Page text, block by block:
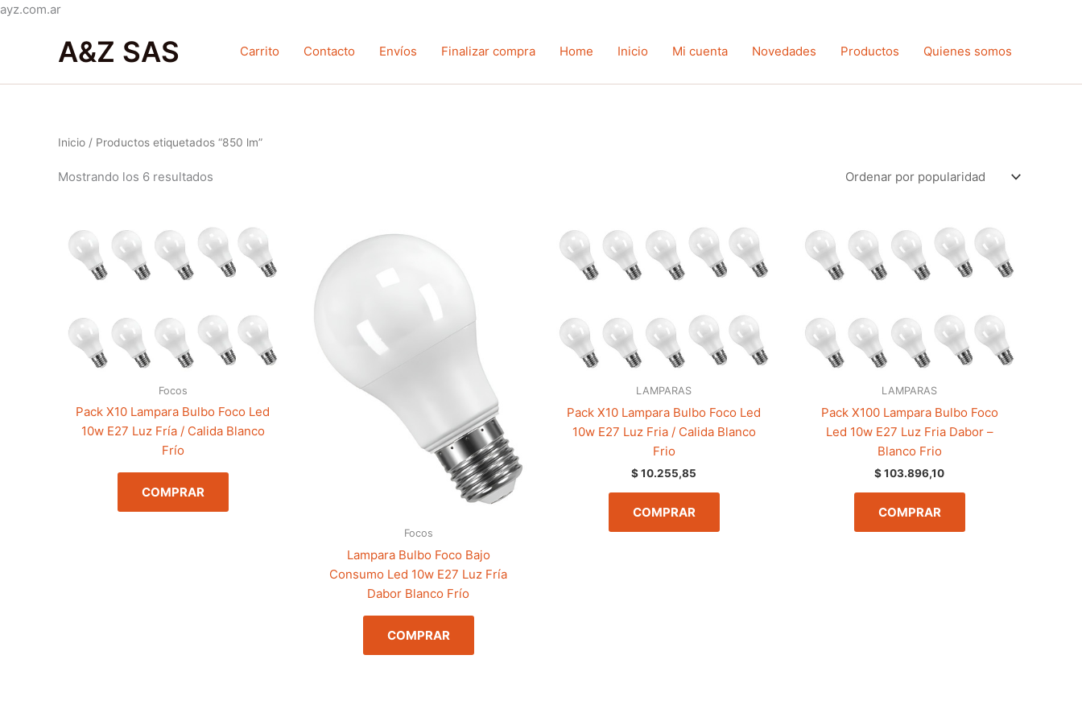
ayz.com.arIr
contenido
A&Z SAS Carrito Contacto Envíos Finalizar compra Home Inicio Mi cuenta Novedades Productos Quienes somos
Inicio / Productos etiquetados “850 lm”
Mostrando los 6 resultados
popularidad
Focos
Pack X10 Lampara Bulbo Foco Led
10w E27 Luz Fría / Calida Blanco
Frío
COMPRAR
Focos
Lampara Bulbo Foco Bajo
Consumo Led 10w E27 Luz Fría
Dabor Blanco Frío
COMPRAR
LAMPARAS
Pack X10 Lampara Bulbo Foco Led
10w E27 Luz Fria / Calida Blanco
Frio
$10.255,85
COMPRAR
LAMPARAS
Pack X100 Lampara Bulbo Foco
Led 10w E27 Luz Fria Dabor –
Blanco Frio
$103.896,10
COMPRAR